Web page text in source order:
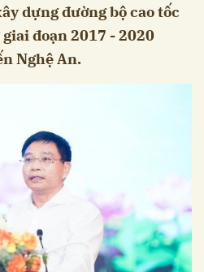
dựng đường bộ cao tốc
đoạn 2017 - 2020
Nghệ An.